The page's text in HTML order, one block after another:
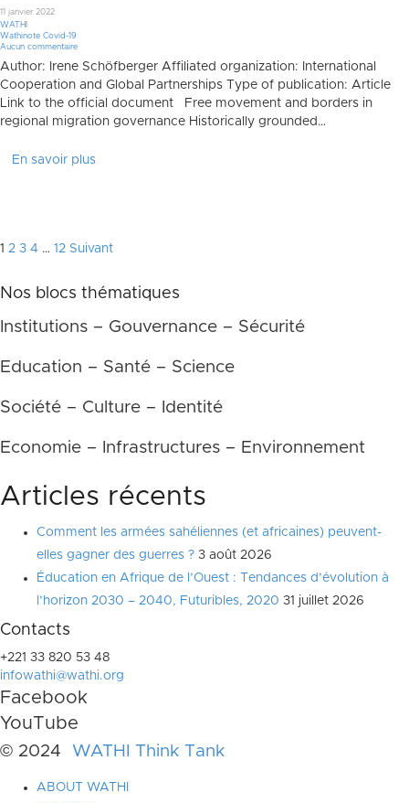
11 janvier 2022
WATHI
Wathinote Covid-19
Aucun commentaire
Author: Irene Schöfberger Affiliated organization: International
Cooperation and Global Partnerships Type of publication: Article
Link to the official document Free movement and borders in
regional migration governance Historically grounded…
En savoir plus
Pagination
des
publications
1 2 3 4 … 12 Suivant
Nos blocs thématiques
Institutions – Gouvernance – Sécurité
Education – Santé – Science
Société – Culture – Identité
Economie – Infrastructures – Environnement
Articles récents
Comment les armées sahéliennes (et africaines) peuvent-
elles gagner des guerres ? 3 août 2026
Éducation en Afrique de l’Ouest : Tendances d’évolution à
l’horizon 2030 – 2040, Futuribles, 2020 31 juillet 2026
Contacts
+221 33 820 53 48
infowathi@wathi.org
Facebook
YouTube
© 2024 WATHI Think Tank
ABOUT WATHI